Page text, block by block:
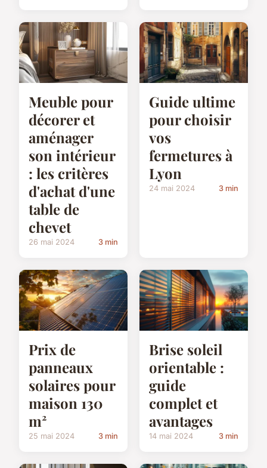
Meuble pour
décorer et
aménager
son intérieur
: les critères
d'achat d'une
table de
chevet
26 mai 2024 3 min
Guide ultime
pour choisir
vos
fermetures à
Lyon
24 mai 2024 3 min
Prix de
panneaux
solaires pour
maison 130
m²
25 mai 2024 3 min
Brise soleil
orientable :
guide
complet et
avantages
14 mai 2024 3 min